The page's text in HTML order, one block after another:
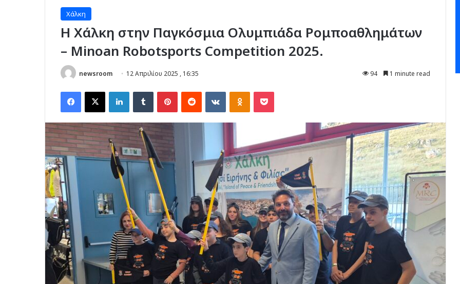
Χάλκη
Η Χάλκη στην Παγκόσμια Ολυμπιάδα Ρομποαθλημάτων
– Minoan Robotsports Competition 2025.
newsroom 12 Απριλίου 2025 , 16:35 94 1 minute read
Facebook
X LinkedInTumblr PinterestReddit VKontakteOdnoklassniki
Pocket